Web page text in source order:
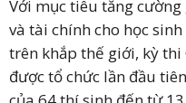
Với mục tiêu tăng
và tài chính cho học
trên khắp thế giới, kỳ thi
được tổ chức lần đầu